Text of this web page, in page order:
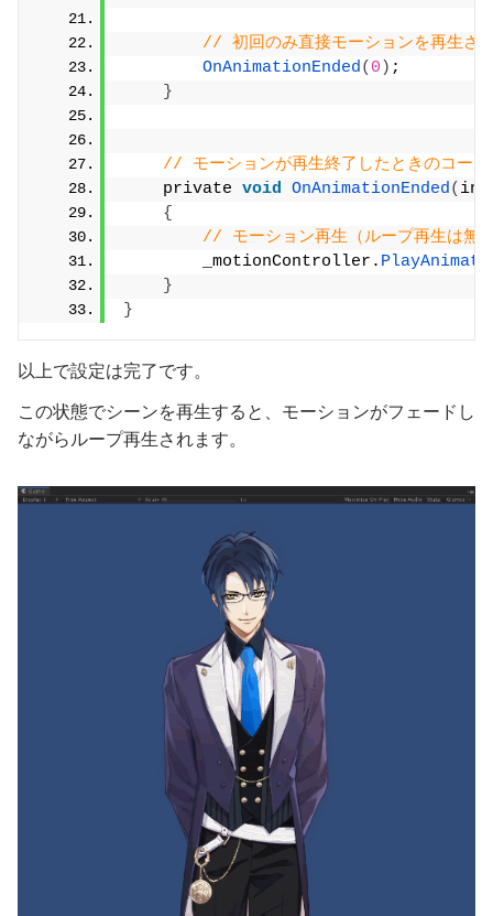
// 初回のみ直接モーションを再生さ
OnAnimationEnded( 0 ) ;
}
// モーションが再生終了したときのコール
    private
void OnAnimationEnded( int
{
// モーション再生（ループ再生は無
        _motionController.
}
}
以上で設定は完了です。
この状態でシーンを再生すると、モーションがフェードし
ながらループ再生されます。